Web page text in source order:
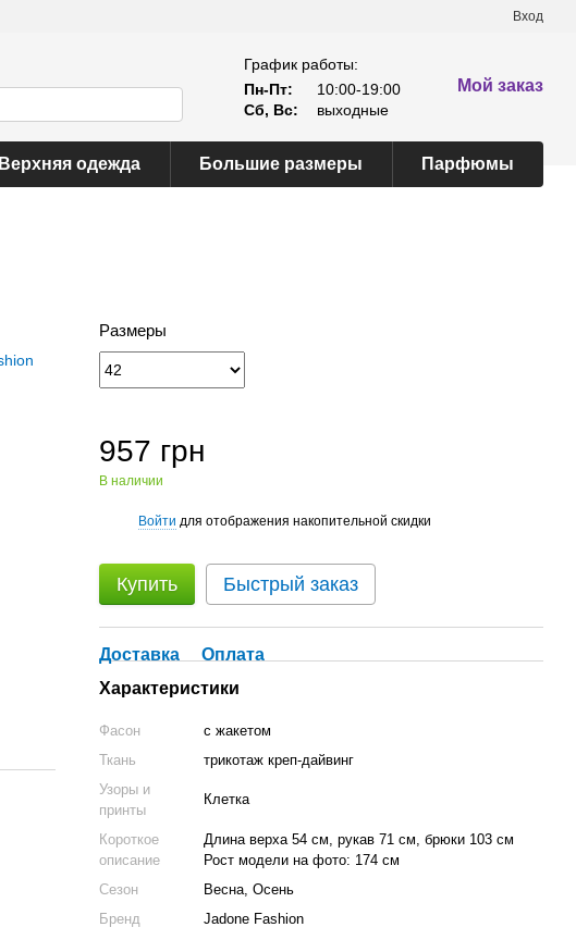
Вход
График работы:
Пн-Пт:
10:00-19:00
Сб, Вс:
выходные
Мой заказ
Верхняя одежда Большие размеры Парфюмы
Размеры
957 грн
В наличии
Войти для отображения накопительной скидки
Купить Быстрый заказ
Доставка
Оплата
Характеристики
Фасон
с жакетом
Ткань
трикотаж креп-дайвинг
Узоры и
принты
Клетка
Короткое
описание
Длина верха 54 см, рукав 71 см, брюки 103 см
Рост модели на фото: 174 см
Сезон
Весна, Осень
Бренд
Jadone Fashion